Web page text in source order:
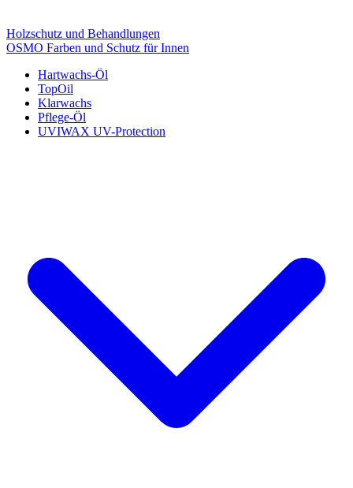
Holzschutz und Behandlungen
OSMO Farben und Schutz für Innen
Hartwachs-Öl
TopOil
Klarwachs
Pflege-Öl
UVIWAX UV-Protection